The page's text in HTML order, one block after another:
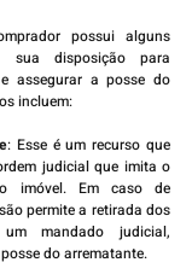
possui alguns
sua disposição para
assegurar a posse do
incluem:
: Esse é um recurso que
judicial que imita o
imóvel. Em caso de
permite a retirada dos
mandado judicial,
do arrematante.